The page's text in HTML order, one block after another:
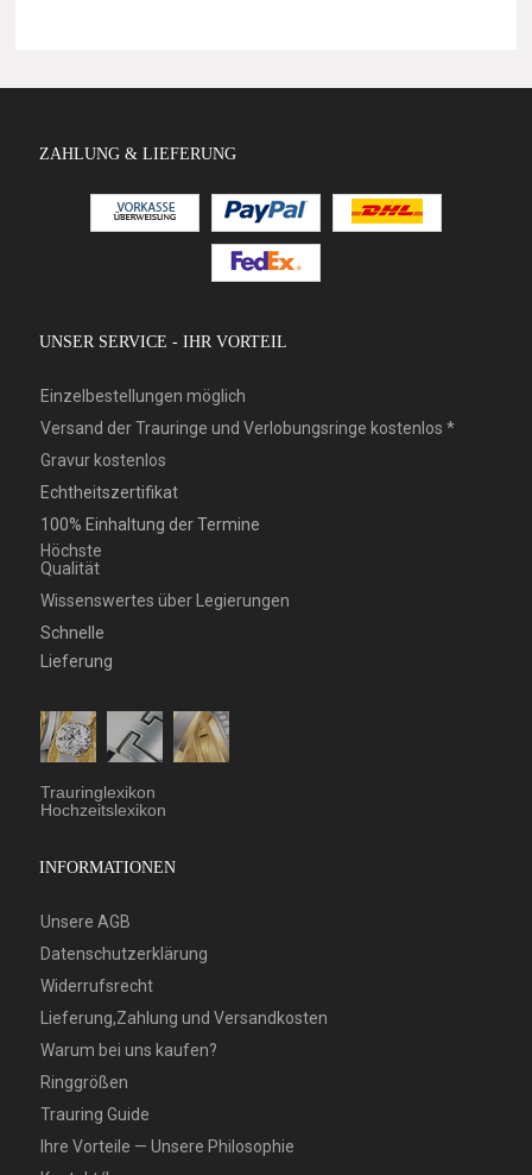
ZAHLUNG & LIEFERUNG
UNSER SERVICE - IHR VORTEIL
Einzelbestellungen möglich
Versand der Trauringe und Verlobungsringe kostenlos *
Gravur kostenlos
Echtheitszertifikat
100% Einhaltung der Termine
Höchste
Qualität
Wissenswertes über Legierungen
Schnelle
Lieferung
Trauringlexikon
Hochzeitslexikon
INFORMATIONEN
Unsere AGB
Datenschutzerklärung
Widerrufsrecht
Lieferung,Zahlung und Versandkosten
Warum bei uns kaufen?
Ringgrößen
Trauring Guide
Ihre Vorteile — Unsere Philosophie